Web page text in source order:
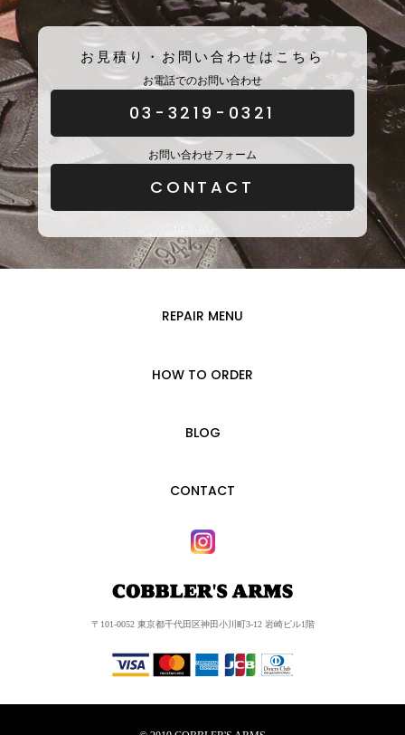
お見積り・お問い合わせはこちら
お電話でのお問い合わせ
03-3219-0321
お問い合わせフォーム
CONTACT
REPAIR MENU
HOW TO ORDER
BLOG
CONTACT
〒101-0052 東京都千代田区神田小川町3-12 岩崎ビル1階